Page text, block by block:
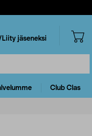
jäseneksi
Club Clas